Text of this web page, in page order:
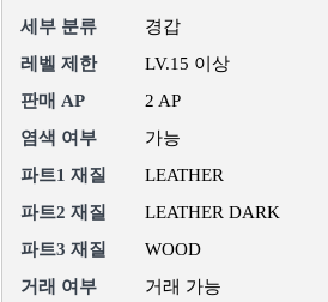
세부 분류
경갑
레벨 제한
LV.15 이상
판매 AP
2 AP
염색 여부
가능
파트1 재질
LEATHER
파트2 재질
LEATHER DARK
파트3 재질
WOOD
거래 여부
거래 가능